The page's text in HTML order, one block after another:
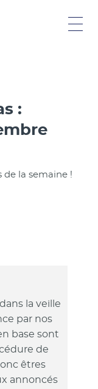
:
de la semaine !
la veille
par nos
base sont
de
êtres
annoncés